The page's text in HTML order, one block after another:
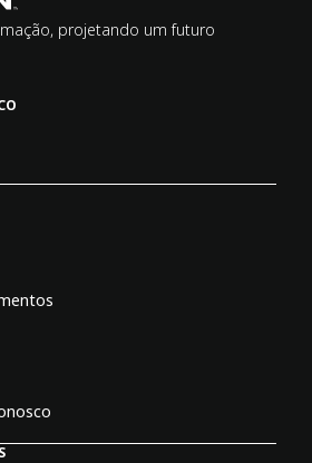
projetando um futuro